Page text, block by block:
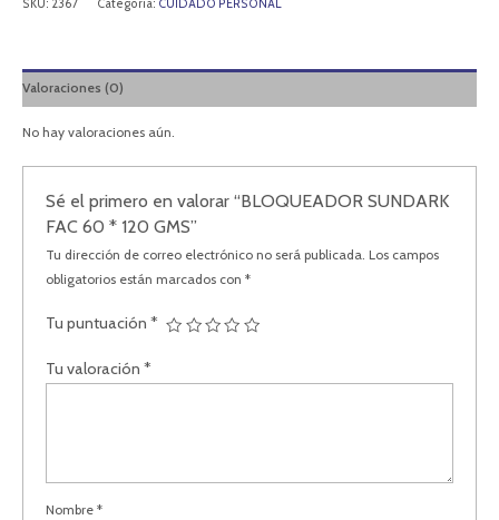
SKU: 2367 Categoría: CUIDADO PERSONAL
Valoraciones (0)
No hay valoraciones aún.
Sé el primero en valorar “BLOQUEADOR SUNDARK
FAC 60 * 120 GMS”
Tu dirección de correo electrónico no será publicada. Los campos
obligatorios están marcados con*
Tu puntuación*
Tu valoración*
Nombre*